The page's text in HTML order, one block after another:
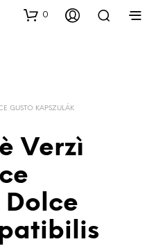
0
GUSTO KAPSZULÁK
Verzì
Dolce